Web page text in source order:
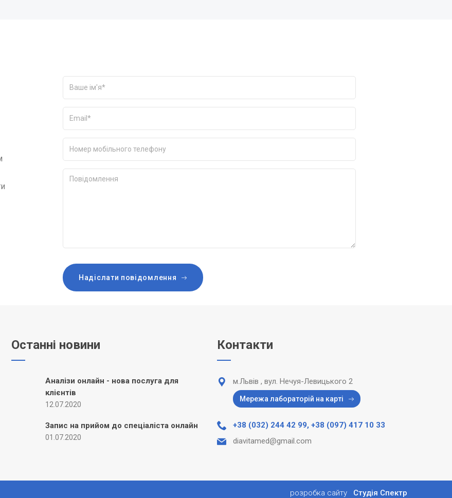
Надіслати повідомлення
Останні новини
Аналізи онлайн - нова послуга для
клієнтів
12.07.2020
Запис на прийом до спеціаліста онлайн
01.07.2020
Контакти
м.Львів , вул. Нечуя-Левицького 2
Мережа лабораторій на карті
+38 (032) 244 42 99, +38 (097) 417 10 33
diavitamed@gmail.com
розробка сайту Студія Спектр